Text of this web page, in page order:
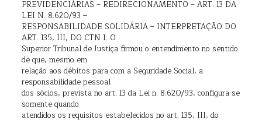
PREVIDENCIÁRIAS – REDIRECIONAMENTO – ART. 13 DA
LEI N. 8.620/93 –
RESPONSABILIDADE SOLIDÁRIA – INTERPRETAÇÃO DO
ART. 135, III, DO CTN 1. O
Superior Tribunal de Justiça firmou o entendimento no sentido
de que, mesmo em
relação aos débitos para com a Seguridade Social, a
responsabilidade pessoal
dos sócios, prevista no art. 13 da Lei n. 8.620/93, configura-se
somente quando
atendidos os requisitos estabelecidos no art. 135, III, do